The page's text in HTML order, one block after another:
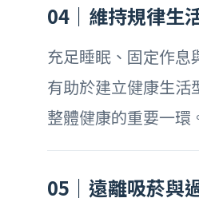
04｜維持規律生
充足睡眠、固定作息
有助於建立健康生活
整體健康的重要一環
05｜遠離吸菸與